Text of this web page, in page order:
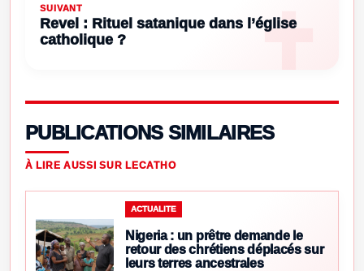
SUIVANT
Revel : Rituel satanique dans l’église
catholique ?
PUBLICATIONS SIMILAIRES
À LIRE AUSSI SUR LECATHO
ACTUALITE
Nigeria : un prêtre demande le
retour des chrétiens déplacés sur
leurs terres ancestrales